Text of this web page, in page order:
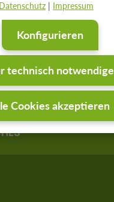
MEDIA
Datenschutz | Impressum
technisch notwendige
Konfigurieren
Cookies akzeptieren